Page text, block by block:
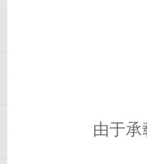
由于承载